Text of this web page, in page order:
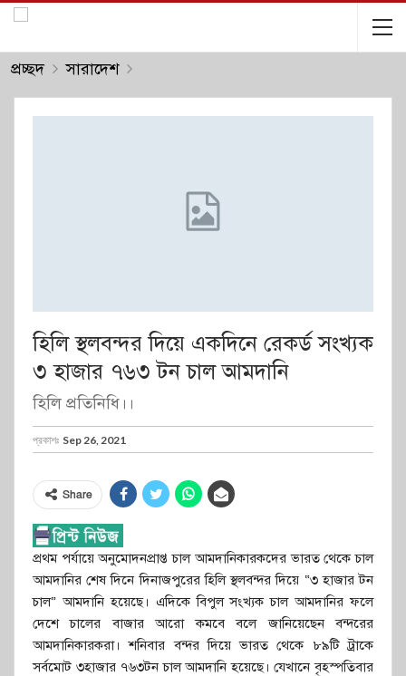
প্রচ্ছদ সারাদেশ
হিলি স্থলবন্দর দিয়ে একদিনে রেকর্ড সংখ্যক
৩ হাজার ৭৬৩ টন চাল আমদানি
হিলি প্রতিনিধি।।
প্রকাশঃ Sep 26, 2021
Share
প্রথম পর্যায়ে অনুমোদনপ্রাপ্ত চাল আমদানিকারকদের ভারত থেকে চাল
আমদানির শেষ দিনে দিনাজপুরের হিলি স্থলবন্দর দিয়ে “৩ হাজার টন
চাল” আমদানি হয়েছে। এদিকে বিপুল সংখ্যক চাল আমদানির ফলে
দেশে চালের বাজার আরো কমবে বলে জানিয়েছেন বন্দরের
আমদানিকারকরা। শনিবার বন্দর দিয়ে ভারত থেকে ৮৯টি ট্রাকে
সর্বমোট ৩হাজার ৭৬৩টন চাল আমদানি হয়েছে। যেখানে বৃহস্পতিবার